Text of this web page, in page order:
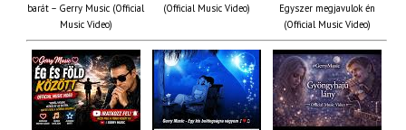
barát – Gerry Music (Official
Music Video)
(Official Music Video)
Egyszer megjavulok én
(Official Music Video)